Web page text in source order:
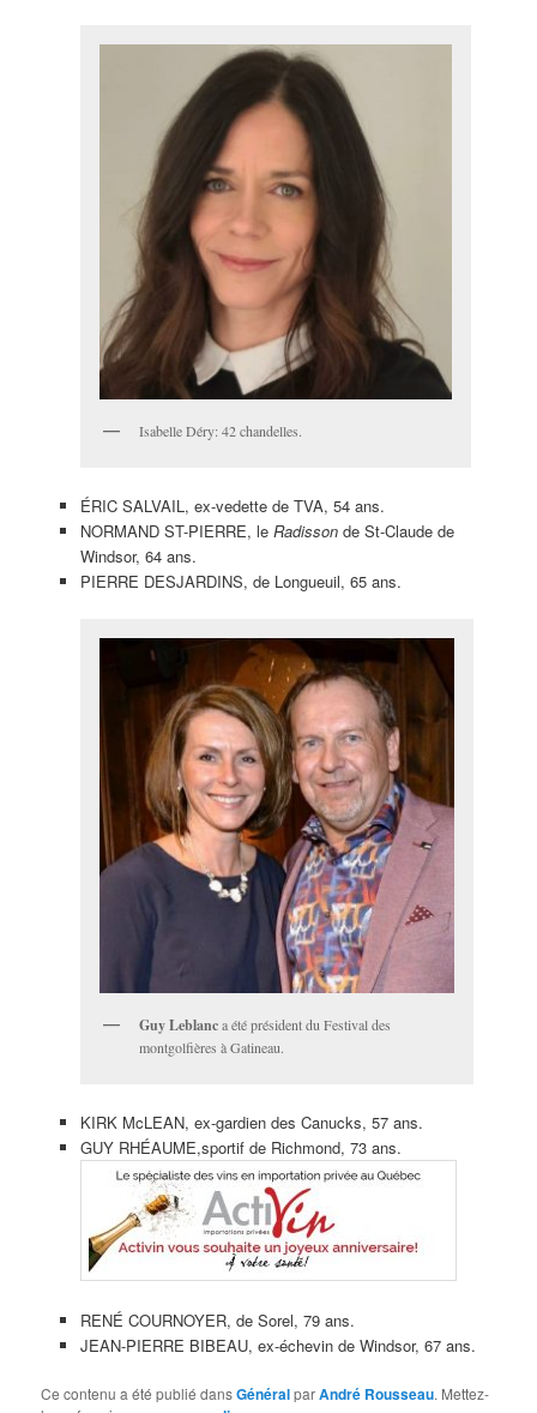
Isabelle Déry: 42 chandelles.
ÉRIC SALVAIL, ex-vedette de TVA, 54 ans.
NORMAND ST-PIERRE, le Radissonde St-Claude de
Windsor, 64 ans.
PIERRE DESJARDINS, de Longueuil, 65 ans.
Guy Leblanca été président du Festival des
montgolfières à Gatineau.
KIRK McLEAN, ex-gardien des Canucks, 57 ans.
GUY RHÉAUME,sportif de Richmond, 73 ans.
RENÉ COURNOYER, de Sorel, 79 ans.
JEAN-PIERRE BIBEAU, ex-échevin de Windsor, 67 ans.
Ce contenu a été publié dansGénéralparAndré Rousseau. Mettez-